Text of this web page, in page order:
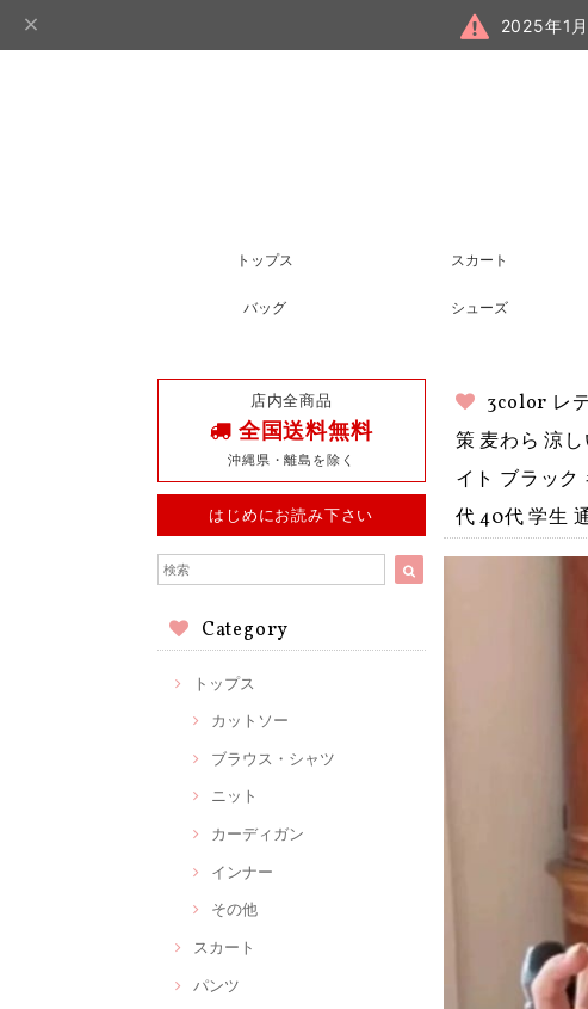
2025年1
トップス スカート
バッグ シューズ
店内全商品
全国送料無料
沖縄県・離島を除く
はじめにお読み下さい
Category
トップス
カットソー
ブラウス・シャツ
ニット
カーディガン
インナー
その他
スカート
パンツ
3color レ
策 麦わら 涼
イト ブラック
代 40代 学生